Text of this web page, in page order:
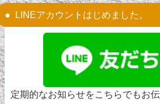
LINEアカウントはじめました。
定期的なお知らせをこちらでもお伝